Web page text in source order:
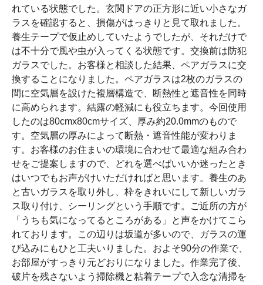
れている状態でした。玄関ドアの正方形に近い小さなガ
ラスを確認すると、損傷がはっきりと見て取れました。
養生テープで仮止めしていたようでしたが、それだけで
は不十分で風や虫が入ってくる状態です。交換前は防犯
ガラスでした。お客様と相談した結果、ペアガラスに交
換することになりました。ペアガラスは2枚のガラスの
間に空気層を設けた複層構造で、断熱性と遮音性を同時
に高められます。結露の軽減にも役立ちます。今回使用
したのは80cmx80cmサイズ、厚み約20.0mmのもので
す。空気層の厚みによって断熱・遮音性能が変わりま
す。お客様のお住まいの環境に合わせて最適な組み合わ
せをご提案しますので、どれを選べばいいか迷ったとき
はいつでもお声がけいただければと思います。養生のあ
と古いガラスを取り外し、枠をきれいにして新しいガラ
ス取り付け、シーリングという手順です。ご近所の方が
「うちも気になってるところがある」と声をかけてこら
れております。この辺りは坂道が多いので、ガラスの運
び込みにもひと工夫いりました。およそ90分の作業で、
お部屋がすっきり元どおりになりました。作業完了後、
破片を残さないよう掃除機と粘着テープで入念な清掃を